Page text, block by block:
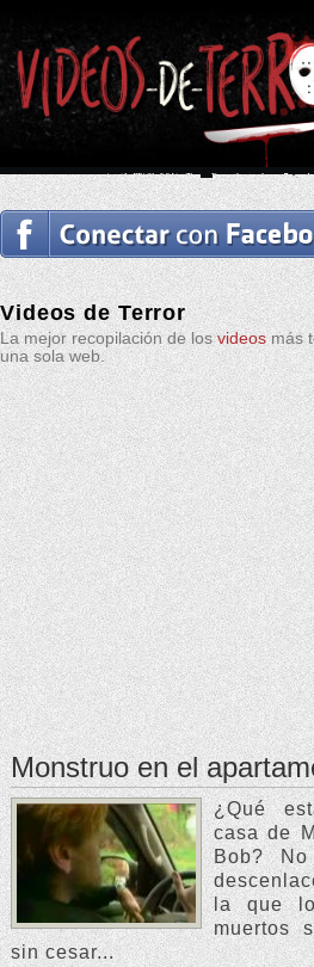
Videos de Terror
La mejor recopilación de losvideosmás
una sola web.
Monstruo en el
¿Qué
casa de
Bob?
la que
muertos
sin cesar...